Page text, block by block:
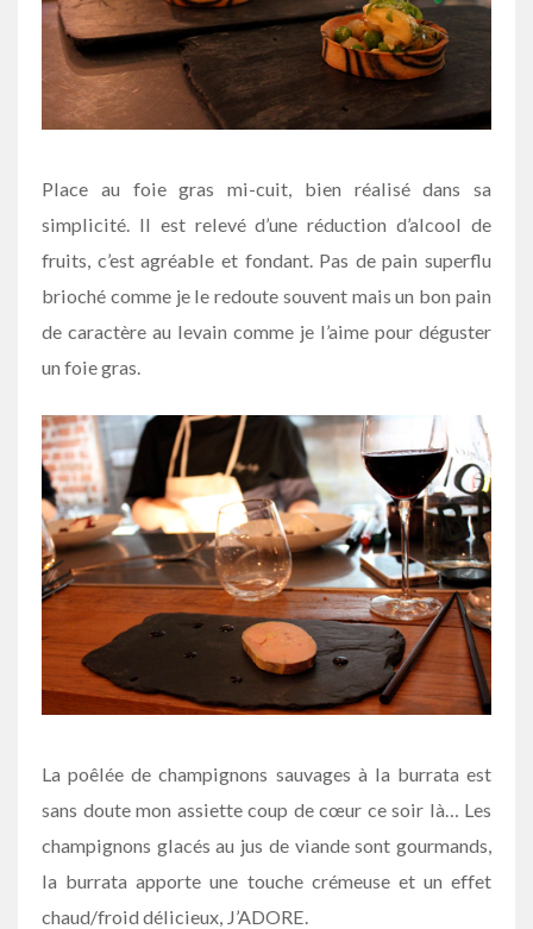
Place au foie gras mi-cuit, bien réalisé dans sa
simplicité. Il est relevé d’une réduction d’alcool de
fruits, c’est agréable et fondant. Pas de pain superflu
brioché comme je le redoute souvent mais un bon pain
de caractère au levain comme je l’aime pour déguster
un foie gras.
La poêlée de champignons sauvages à la burrata est
sans doute mon assiette coup de cœur ce soir là… Les
champignons glacés au jus de viande sont gourmands,
la burrata apporte une touche crémeuse et un effet
chaud/froid délicieux, J’ADORE.